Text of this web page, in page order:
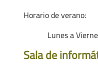
Horario de verano:
Lunes a
Sala de